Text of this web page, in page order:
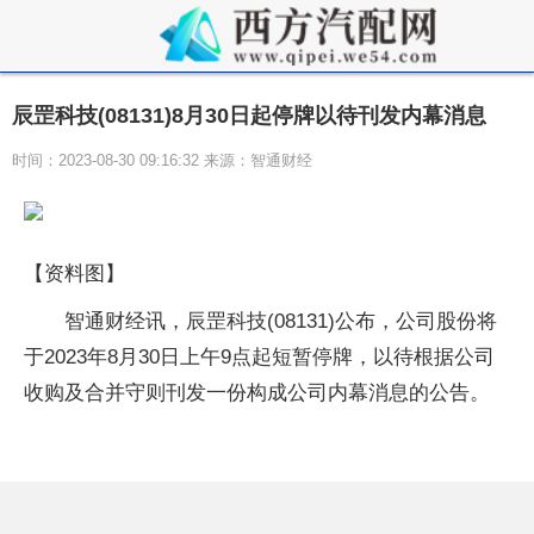
辰罡科技(08131)8月30日起停牌以待刊发内幕消息
时间：2023-08-30 09:16:32 来源：智通财经
【资料图】
智通财经讯，辰罡科技(08131)公布，公司股份将
于2023年8月30日上午9点起短暂停牌，以待根据公司
收购及合并守则刊发一份构成公司内幕消息的公告。